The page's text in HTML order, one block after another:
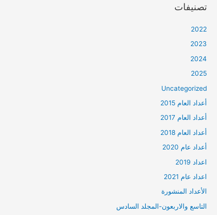
تصنيفات
2022
2023
2024
2025
Uncategorized
أعداد العام 2015
أعداد العام 2017
أعداد العام 2018
أعداد عام 2020
اعداد 2019
اعداد عام 2021
الأعداد المنشورة
التاسع والاربعون-المجلد السادس